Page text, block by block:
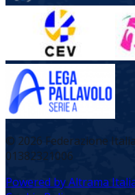
© 2026 Federazione
01382321006
Powered by Altrama